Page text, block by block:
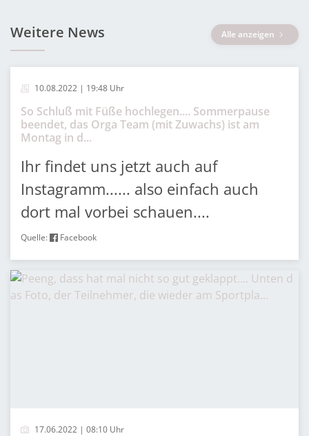
Weitere News Alle anzeigen
10.08.2022 | 19:48 Uhr
So Schluß mit Füße hochlegen.... Sommerpause
beendet, das Orga Team (mit Zuwachs) ist am
Montag in d...
Ihr findet uns jetzt auch auf
Instagramm...... also einfach auch
dort mal vorbei schauen....
Quelle: Facebook
17.06.2022 | 08:10 Uhr